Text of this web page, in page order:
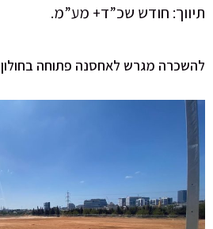
תיווך: חודש שכ”ד+ מע”מ.
להשכרה מגרש לאחסנה פתוחה בחולון